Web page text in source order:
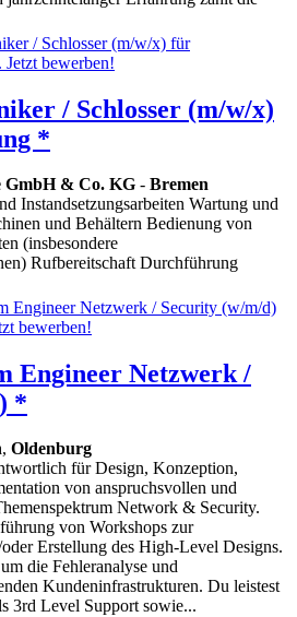
/ Schlosser (m/w/x)
*
GmbH & Co. KG - Bremen
Instandsetzungsarbeiten Wartung und
und Behältern Bedienung von
(insbesondere
Rufbereitschaft Durchführung
Engineer Netzwerk /
*
, Oldenburg
für Design, Konzeption,
von anspruchsvollen und
Network & Security.
von Workshops zur
Erstellung des High-Level Designs.
die Fehleranalyse und
Kundeninfrastrukturen. Du leistest
3rd Level Support sowie...